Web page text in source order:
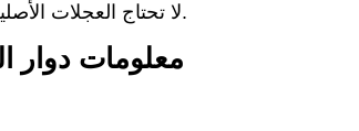
لا تحتاج العجلات الأصلية إلى إضافة فواصل.
معلومات دوار